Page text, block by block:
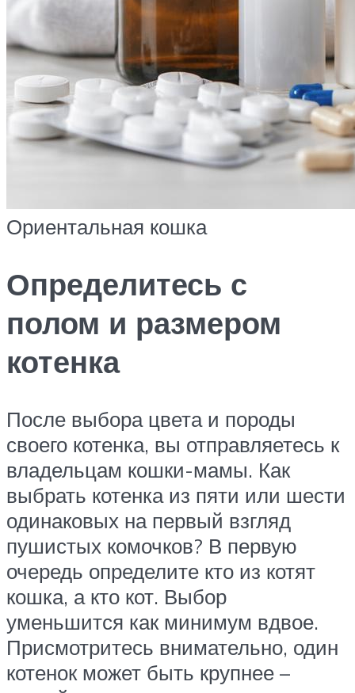
Ориентальная кошка
Определитесь с
полом и размером
котенка
После выбора цвета и породы
своего котенка, вы отправляетесь к
владельцам кошки-мамы. Как
выбрать котенка из пяти или шести
одинаковых на первый взгляд
пушистых комочков? В первую
очередь определите кто из котят
кошка, а кто кот. Выбор
уменьшится как минимум вдвое.
Присмотритесь внимательно, один
котенок может быть крупнее –